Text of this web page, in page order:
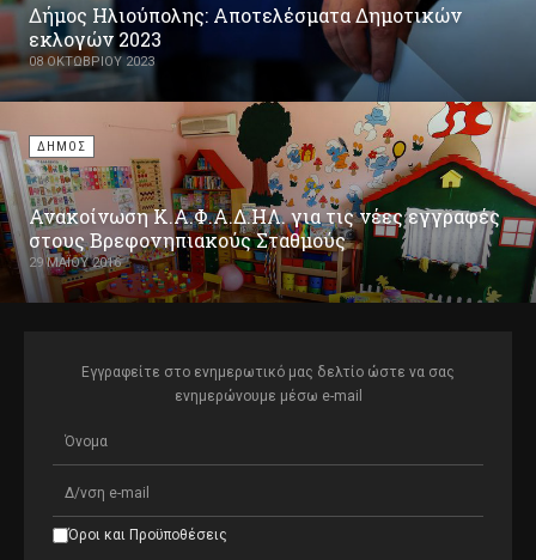
Δήμος Ηλιούπολης: Αποτελέσματα Δημοτικών
εκλογών 2023
08 ΟΚΤΩΒΡΊΟΥ 2023
ΔΗΜΟΣ
Ανακοίνωση Κ.Α.Φ.Α.Δ.ΗΛ. για τις νέες εγγραφές
στους Βρεφονηπιακούς Σταθμούς
29 ΜΑΪ́ΟΥ 2016
Εγγραφείτε στο ενημερωτικό μας δελτίο ώστε να σας
ενημερώνουμε μέσω e-mail
Όροι και Προϋποθέσεις